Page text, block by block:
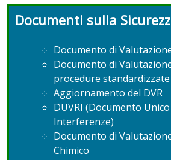
Documenti sulla
Documento di
Documento di
procedure standardizzate
Aggiornamento del DVR
DUVRI (Documento
Interferenze)
Documento di
Chimico